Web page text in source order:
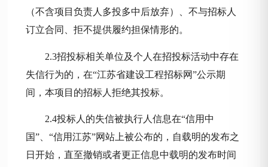
（不含项目负责人多投多中后放弃）、不与招标人
订立合同、拒不提供履约担保情形的。
2.3招投标相关单位及个人在招投标活动中存在
失信行为的，在“江苏省建设工程招标网”公示期
间，本项目的招标人拒绝其投标。
2.4投标人的失信被执行人信息在“信用中
国”、“信用江苏”网站上被公布的，自载明的发布之
日开始，直至撤销或者更正信息中载明的发布时间